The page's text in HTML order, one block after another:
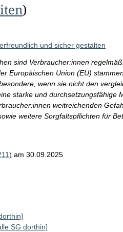
)
und sicher gestalten
sind Verbraucher:innen
Europäischen Union (EU)
wenn sie nicht den
starke und durchsetzungsfähige
weitreichenden
weitere Sorgfaltspflichten für
am 30.09.2025
SG dorthin]